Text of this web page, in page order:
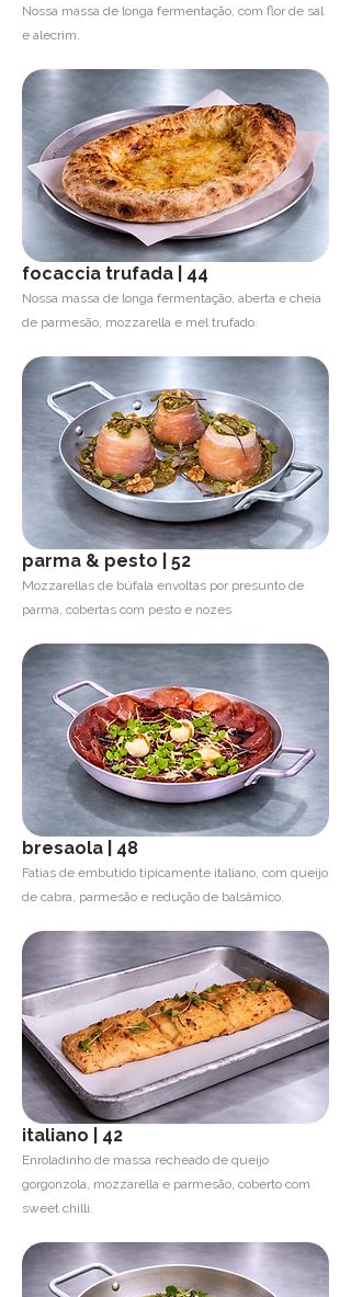
Nossa massa de longa fermentação, com flor de sal
e alecrim.
focaccia trufada | 44
Nossa massa de longa fermentação, aberta e cheia
de parmesão, mozzarella e mel trufado.
parma & pesto | 52
Mozzarellas de búfala envoltas por presunto de
parma, cobertas com pesto e nozes
bresaola | 48
Fatias de embutido tipicamente italiano, com queijo
de cabra, parmesão e redução de balsâmico.
italiano | 42
Enroladinho de massa recheado de queijo
gorgonzola, mozzarella e parmesão, coberto com
sweet chilli.